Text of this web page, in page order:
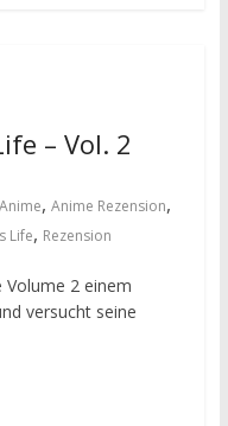
– Vol. 2
Anime, Anime Rezension,
Life, Rezension
Volume 2 einem
versucht seine